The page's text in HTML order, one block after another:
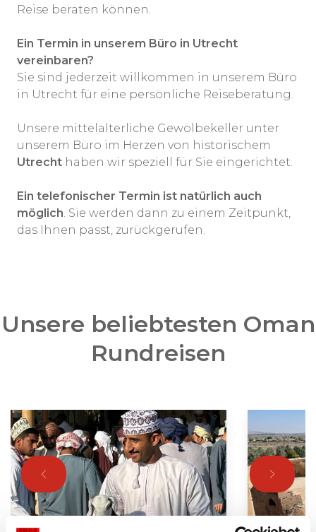
Reise beraten können.
Ein Termin in unserem Büro in Utrecht
vereinbaren?
Sie sind jederzeit willkommen in unserem Büro
in Utrecht für eine persönliche Reiseberatung.
Unsere mittelalterliche Gewölbekeller unter
unserem Büro im Herzen von historischem
Utrecht haben wir speziell für Sie eingerichtet.
Ein telefonischer Termin ist natürlich auch
möglich. Sie werden dann zu einem Zeitpunkt,
das Ihnen passt, zurückgerufen.
Unsere beliebtesten Oman
Rundreisen